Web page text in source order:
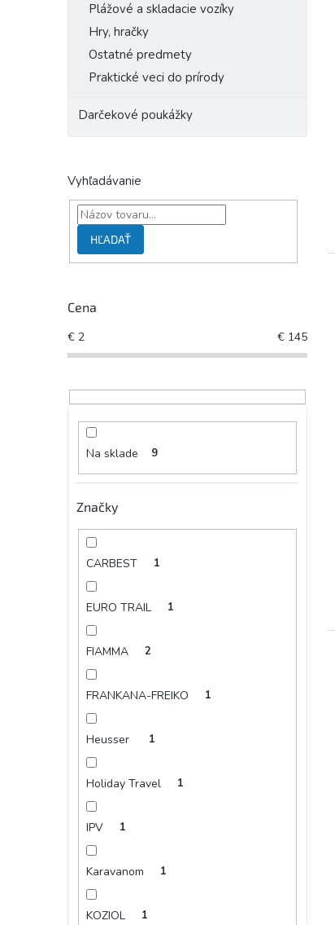
Plážové a skladacie vozíky
Hry, hračky
Ostatné predmety
Praktické veci do prírody
Darčekové poukážky
Vyhľadávanie
HĽADAŤ
Cena
€ 2 € 145
Na sklade 9
Značky
CARBEST 1
EURO TRAIL 1
FIAMMA 2
FRANKANA-FREIKO 1
Heusser 1
Holiday Travel 1
IPV 1
Karavanom 1
KOZIOL 1